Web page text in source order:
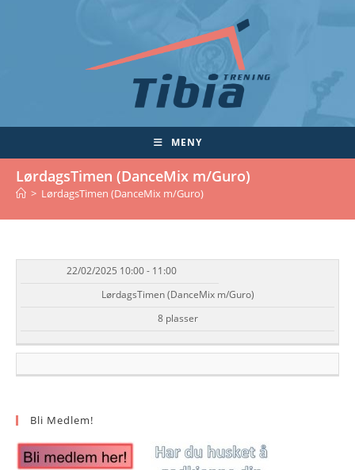
MENY
LørdagsTimen (DanceMix m/Guro)
> LørdagsTimen (DanceMix m/Guro)
DATO/TID EVENT TILGJENGELIGHET
22/02/2025 10:00 - 11:00
LørdagsTimen (DanceMix m/Guro)
8 plasser
Bli Medlem!